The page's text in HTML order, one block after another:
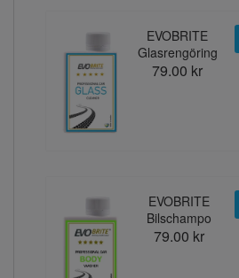
EVOBRITE
Glasrengöring
79.00 kr
EVOBRITE
Bilschampo
79.00 kr